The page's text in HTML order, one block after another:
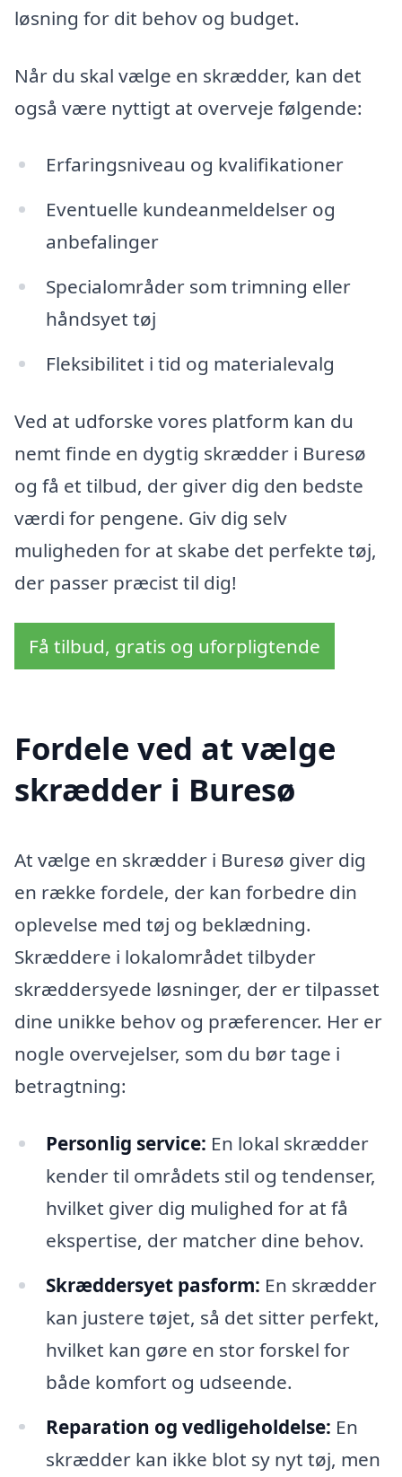
løsning for dit behov og budget.
Når du skal vælge en skrædder, kan det
også være nyttigt at overveje følgende:
Erfaringsniveau og kvalifikationer
Eventuelle kundeanmeldelser og
anbefalinger
Specialområder som trimning eller
håndsyet tøj
Fleksibilitet i tid og materialevalg
Ved at udforske vores platform kan du
nemt finde en dygtig skrædder i Buresø
og få et tilbud, der giver dig den bedste
værdi for pengene. Giv dig selv
muligheden for at skabe det perfekte tøj,
der passer præcist til dig!
Få tilbud, gratis og uforpligtende
Fordele ved at vælge
skrædder i Buresø
At vælge en skrædder i Buresø giver dig
en række fordele, der kan forbedre din
oplevelse med tøj og beklædning.
Skræddere i lokalområdet tilbyder
skræddersyede løsninger, der er tilpasset
dine unikke behov og præferencer. Her er
nogle overvejelser, som du bør tage i
betragtning:
Personlig service: En lokal skrædder
kender til områdets stil og tendenser,
hvilket giver dig mulighed for at få
ekspertise, der matcher dine behov.
Skræddersyet pasform: En skrædder
kan justere tøjet, så det sitter perfekt,
hvilket kan gøre en stor forskel for
både komfort og udseende.
Reparation og vedligeholdelse: En
skrædder kan ikke blot sy nyt tøj, men